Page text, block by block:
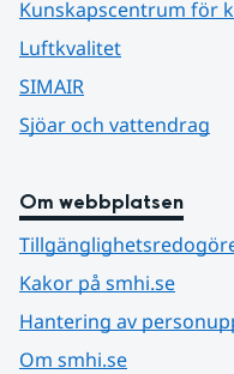
Kunskapscentrum för
Luftkvalitet
SIMAIR
Sjöar och vattendrag
Om webbplatsen
Kakor på smhi.se
Hantering av
Om smhi.se